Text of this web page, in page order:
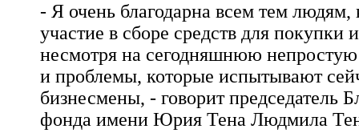
- Я очень благодарна всем тем людям,
участие в сборе средств для покупки
несмотря на сегодняшнюю
и проблемы, которые испытывают
бизнесмены, - говорит председатель
фонда имени Юрия Тена Людмила